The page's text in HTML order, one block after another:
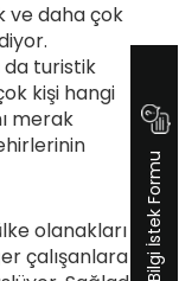
ve daha çok
da turistik
kişi hangi
merak
olanakları ve
çalışanlara
Bilgi İstek Formu